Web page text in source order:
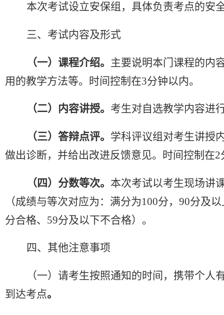
本次考试设立安保组，具体负责考点的安
三、考试内容及形式
（一）课程介绍。 主要说明本门课程的内
用的教学方法等。时间控制在3分钟以内。
（二）内容讲授。 考生对自选教学内容进
（三）答辩点评。 学科评议组对考生讲授
做出诊断，并给出改进反馈意见。时间控制在2
（四）分数等次。 本次考试以考生现场讲
（成绩与等次对应为 ： 满分为100分， 90分及
分合格、 59分及以下不合格） 。
四、其他注意事项
（一）请考生按照通知的时间，携带个人
到达考点。